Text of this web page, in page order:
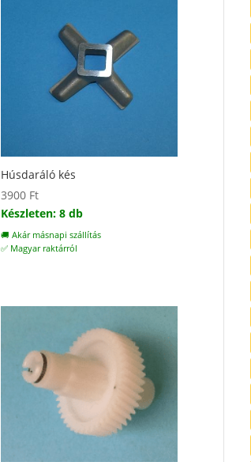
Húsdaráló kés
3900 Ft
Készleten: 8 db
🚚 Akár másnapi szállítás
✅ Magyar raktárról